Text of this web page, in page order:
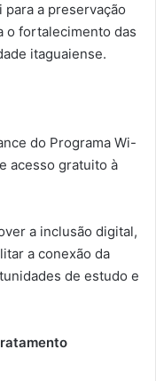
a preservação
o fortalecimento das
itaguaiense.
do Programa Wi-
acesso gratuito à
a inclusão digital,
a conexão da
de estudo e